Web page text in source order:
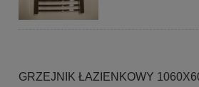
GRZEJNIK ŁAZIENKOWY